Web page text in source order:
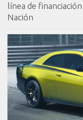
línea de
Nación